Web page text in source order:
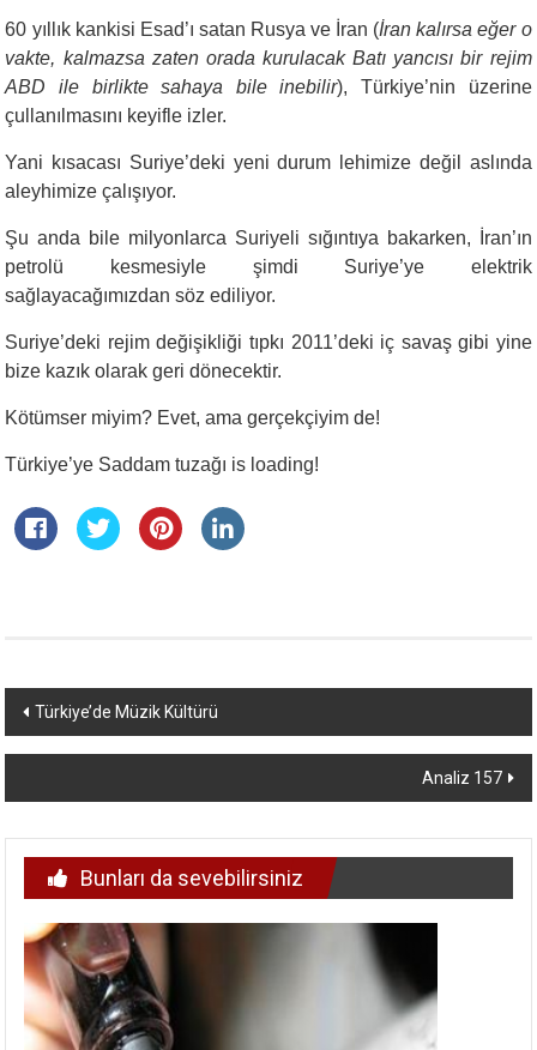
60 yıllık kankisi Esad’ı satan Rusya ve İran (İran kalırsa eğer o
vakte, kalmazsa zaten orada kurulacak Batı yancısı bir rejim
ABD ile birlikte sahaya bile inebilir), Türkiye’nin üzerine
çullanılmasını keyifle izler.
Yani kısacası Suriye’deki yeni durum lehimize değil aslında
aleyhimize çalışıyor.
Şu anda bile milyonlarca Suriyeli sığıntıya bakarken, İran’ın
petrolü kesmesiyle şimdi Suriye’ye elektrik
sağlayacağımızdan söz ediliyor.
Suriye’deki rejim değişikliği tıpkı 2011’deki iç savaş gibi yine
bize kazık olarak geri dönecektir.
Kötümser miyim? Evet, ama gerçekçiyim de!
Türkiye’ye Saddam tuzağı is loading!
Yazı
dolaşımı
Türkiye’de Müzik Kültürü
Analiz 157
Bunları da sevebilirsiniz